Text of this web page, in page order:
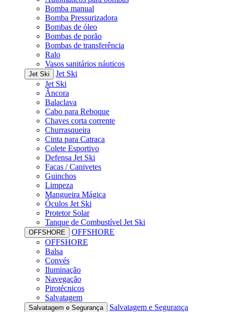
Bomba manual
Bomba Pressurizadora
Bombas de óleo
Bombas de porão
Bombas de transferência
Ralo
Vasos sanitários náuticos
Jet Ski
Jet Ski
Jet Ski
Âncora
Balaclava
Cabo para Reboque
Chaves corta corrente
Churrasqueira
Cinta para Catraca
Colete Esportivo
Defensa Jet Ski
Facas / Canivetes
Guinchos
Limpeza
Mangueira Mágica
Óculos Jet Ski
Protetor Solar
Tanque de Combustível Jet Ski
OFFSHORE
OFFSHORE
OFFSHORE
Balsa
Convés
Iluminação
Navegação
Pirotécnicos
Salvatagem
Salvatagem e Segurança
Salvatagem e Segurança